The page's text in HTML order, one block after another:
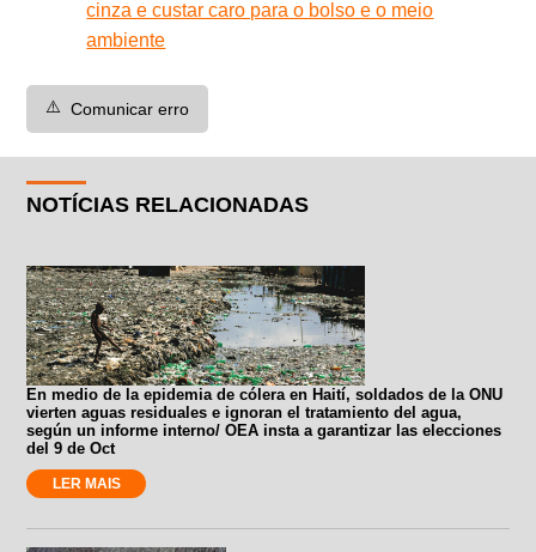
cinza e custar caro para o bolso e o meio
ambiente
⚠️ Comunicar erro
NOTÍCIAS RELACIONADAS
En medio de la epidemia de cólera en Haití, soldados de la ONU
vierten aguas residuales e ignoran el tratamiento del agua,
según un informe interno/ OEA insta a garantizar las elecciones
del 9 de Oct
LER MAIS